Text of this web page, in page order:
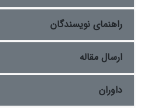
راهنمای نویسندگان
ارسال مقاله
داوران